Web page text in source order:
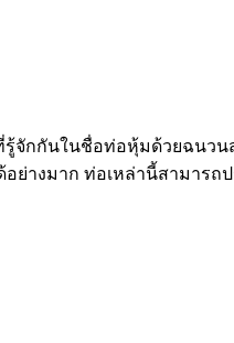
จักกันในชื่อท่อหุ้มด้วยฉนว
ย่างมาก ท่อเหล่านี้สามาร